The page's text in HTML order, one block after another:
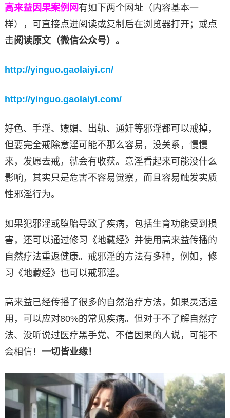
高来益因果案例网 有如下两个网址（内容基本一
样），可直接点进阅读或复制后在浏览器打开；或点
击阅读原文（微信公众号）。
http://yinguo.gaolaiyi.cn/
http://yinguo.gaolaiyi.com/
好色、手淫、嫖娼、出轨、通奸等邪淫都可以戒掉，
但要完全戒除意淫可能不那么容易，没关系，慢慢
来，发愿去戒，就会有收获。意淫看起来可能没什么
影响，其实只是危害不容易觉察，而且容易触发实质
性邪淫行为。
如果犯邪淫或堕胎导致了疾病，包括生育功能受到损
害，还可以通过修习《地藏经》并使用高来益传播的
自然疗法重返健康。戒邪淫的方法有多种，例如，修
习《地藏经》也可以戒邪淫。
高来益已经传播了很多的自然治疗方法，如果灵活运
用，可以应对80%的常见疾病。但对于不了解自然疗
法、没听说过医疗黑手党、不信因果的人说，可能不
会相信！ 一切皆业缘！